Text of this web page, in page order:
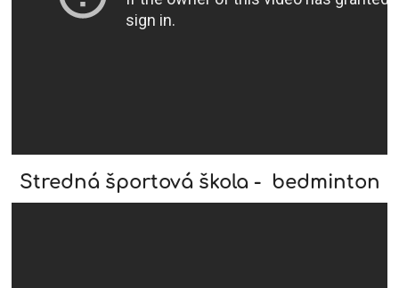
Stredná športová škola - bedminton